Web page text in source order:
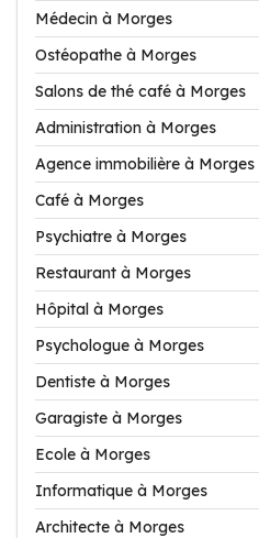
Médecin à Morges
Ostéopathe à Morges
Salons de thé café à Morges
Administration à Morges
Agence immobilière à Morges
Café à Morges
Psychiatre à Morges
Restaurant à Morges
Hôpital à Morges
Psychologue à Morges
Dentiste à Morges
Garagiste à Morges
Ecole à Morges
Informatique à Morges
Architecte à Morges